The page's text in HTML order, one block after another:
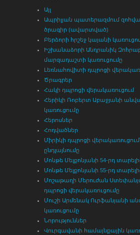
Այլ
Ապրիլյան պատերազմում
ծրագիր (ավարտված)
Բերձորի հրշեջ կայանի
Իշխանաձորի Անդրանիկ
մարզադաշտի կառուցումը
Լեռնահովիտի դպրոցի
Ծրագրեր
Հակի դպրոցի վերակառուցում
Հերիկի Ռոբերտ Աբաջյանի
կառուցումը
Հերոսներ
Հոդվածներ
Միրիկի դպրոցի
ընդլայնումը
Մոնթե Մելքոնյանի 54-րդ
Մոնթե Մելքոնյանի 55-րդ
Մոշաթաղի Մերուժան
դպրոցի վերակառուցումը
Մուշի Արմենակ Ուրֆանյանի
կառուցումը
Նորություններ
Վուրգավանի համայնքային